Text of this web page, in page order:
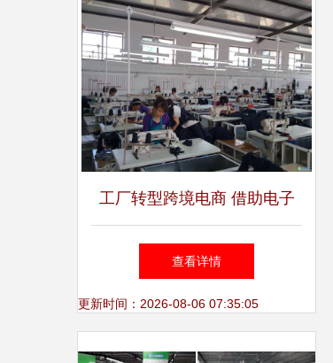
工厂转型跨境电商 借助电子
商务技术服务实现逆袭
查看详情
更新时间：2026-08-06 07:35:05